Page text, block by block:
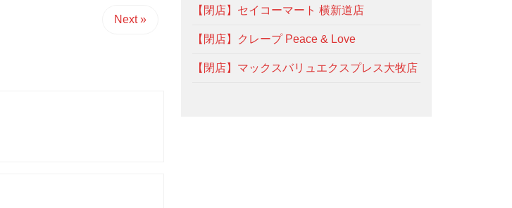
Next »
【閉店】セイコーマート 横新道店
【閉店】クレープ Peace & Love
【閉店】マックスバリュエクスプレス大牧店